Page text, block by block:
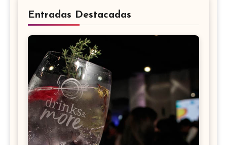
Entradas Destacadas